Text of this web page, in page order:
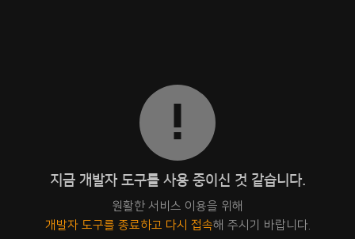
지금 개발자 도구를 사용 중이신 것 같습니다.
원활한 서비스 이용을 위해
개발자 도구를 종료하고 다시 접속해 주시기 바랍니다.